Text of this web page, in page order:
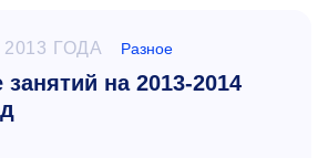
ГОДА Разное
занятий на 2013-2014